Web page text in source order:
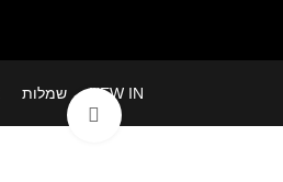
NEW IN שמלות